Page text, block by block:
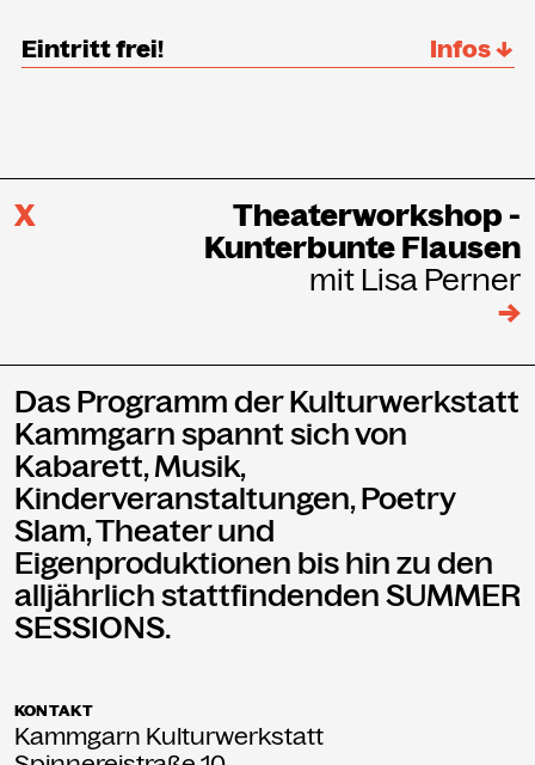
Eintritt frei! Infos ↓
X
Theaterworkshop -
Kunterbunte Flausen
mit Lisa Perner
→
Das Programm der Kulturwerkstatt
Kammgarn spannt sich von
Kabarett, Musik,
Kinderveranstaltungen, Poetry
Slam, Theater und
Eigenproduktionen bis hin zu den
alljährlich stattfindenden SUMMER
SESSIONS.
KONTAKT
Kammgarn Kulturwerkstatt